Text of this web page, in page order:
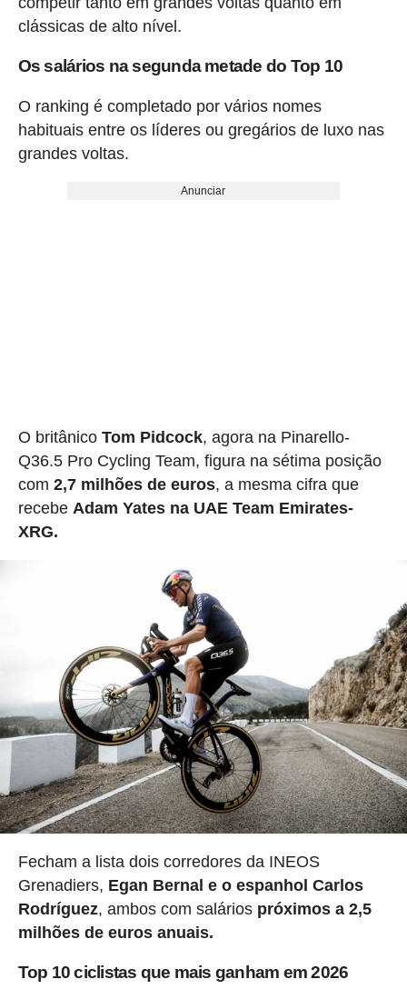
clássicas de alto nível.
Os salários na segunda metade do Top 10
O ranking é completado por vários nomes
habituais entre os líderes ou gregários de luxo nas
grandes voltas.
Anunciar
O britânico Tom Pidcock, agora na Pinarello-
Q36.5 Pro Cycling Team, figura na sétima posição
com 2,7 milhões de euros, a mesma cifra que
recebe Adam Yates na UAE Team Emirates-
XRG.
Fecham a lista dois corredores da INEOS
Grenadiers, Egan Bernal e o espanhol Carlos
Rodríguez, ambos com salários próximos a 2,5
milhões de euros anuais.
Top 10 ciclistas que mais ganham em 2026